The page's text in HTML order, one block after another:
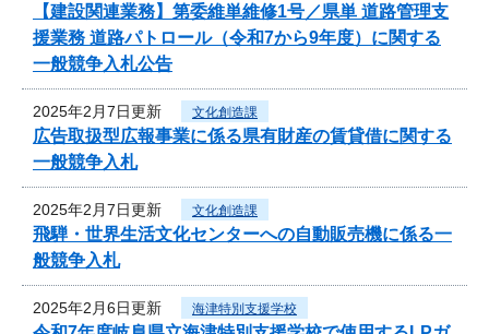
【建設関連業務】第委維単維修1号／県単 道路管理支
援業務 道路パトロール（令和7から9年度）に関する
一般競争入札公告
2025年2月7日更新 文化創造課
広告取扱型広報事業に係る県有財産の賃貸借に関する
一般競争入札
2025年2月7日更新 文化創造課
飛騨・世界生活文化センターへの自動販売機に係る一
般競争入札
2025年2月6日更新 海津特別支援学校